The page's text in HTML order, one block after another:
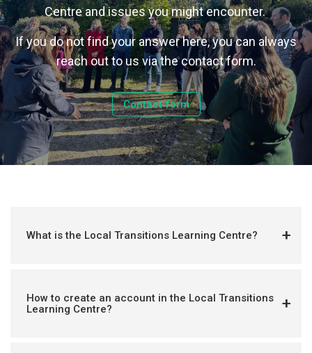
Centre and issues you might encounter.
If you do not find your answer here, you can always
reach out to us via the contact form.
Contact form
What is the Local Transitions Learning Centre?
How to create an account in the Local Transitions
Learning Centre?